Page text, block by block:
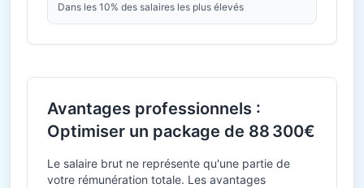
Dans les 10% des salaires les plus élevés
Avantages professionnels :
Optimiser un package de 88 300€
Le salaire brut ne représente qu'une partie de
votre rémunération totale. Les avantages